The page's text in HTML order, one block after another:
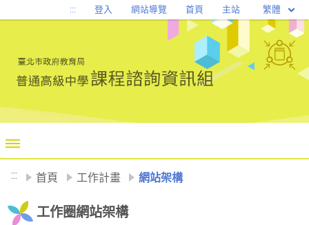
移至網頁之主要內容區位置
::: 登入 網站導覽 首頁 主站 繁體
::: 首頁 工作計畫 網站架構
工作圈網站架構